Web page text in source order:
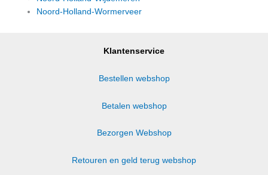
Noord-Holland-Wormerveer
Klantenservice
Bestellen webshop
Betalen webshop
Bezorgen Webshop
Retouren en geld terug webshop